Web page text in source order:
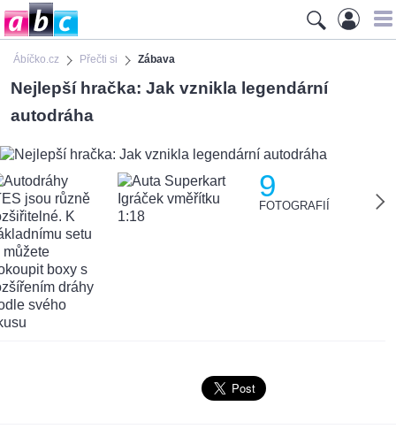
Ábíčko.cz Přečti si Zábava
Nejlepší hračka: Jak vznikla legendární
autodráha
9
FOTOGRAFIÍ